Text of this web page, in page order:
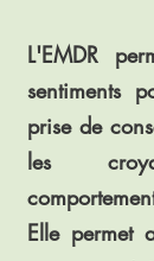
L'EMDR
sentiments
prise de
les
Elle permet